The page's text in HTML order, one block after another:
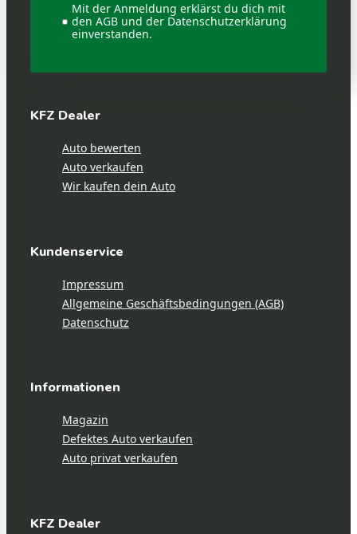
Mit der Anmeldung erklärst du dich mit
den AGB und der Datenschutzerklärung
einverstanden.
KFZ Dealer
Auto bewerten
Auto verkaufen
Wir kaufen dein Auto
Kundenservice
Impressum
Allgemeine Geschäftsbedingungen (AGB)
Datenschutz
Informationen
Magazin
Defektes Auto verkaufen
Auto privat verkaufen
KFZ Dealer